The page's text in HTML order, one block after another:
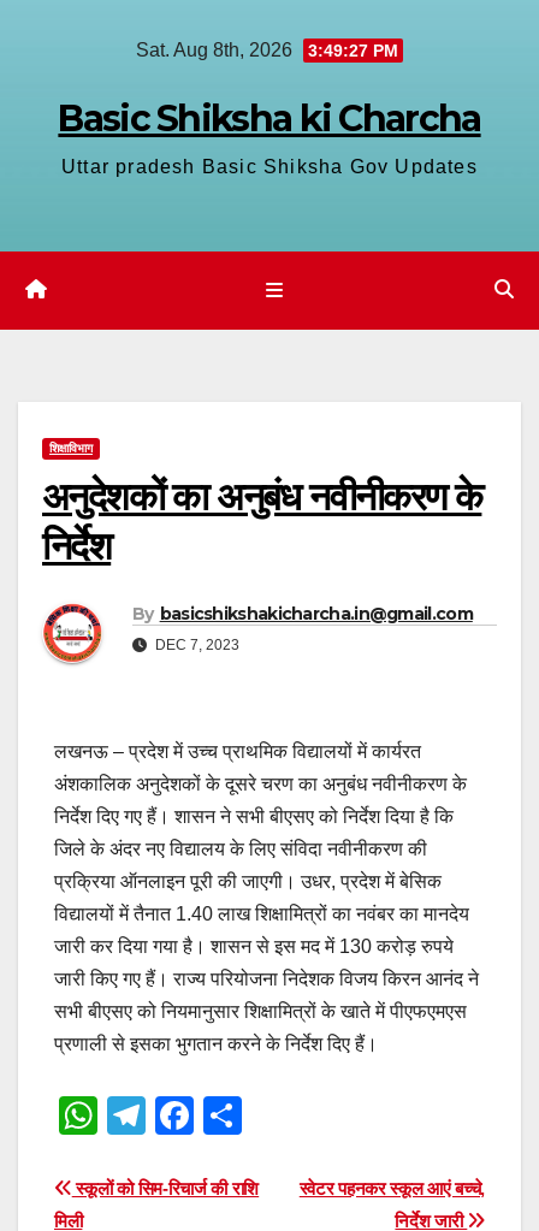
Sat. Aug 8th, 2026 3:49:27 PM
Basic Shiksha ki Charcha
Uttar pradesh Basic Shiksha Gov Updates
शिक्षाविभाग
अनुदेशकों का अनुबंध नवीनीकरण के
निर्देश
By basicshikshakicharcha.in@gmail.com
DEC 7, 2023
लखनऊ – प्रदेश में उच्च प्राथमिक विद्यालयों में कार्यरत
अंशकालिक अनुदेशकों के दूसरे चरण का अनुबंध नवीनीकरण के
निर्देश दिए गए हैं। शासन ने सभी बीएसए को निर्देश दिया है कि
जिले के अंदर नए विद्यालय के लिए संविदा नवीनीकरण की
प्रक्रिया ऑनलाइन पूरी की जाएगी। उधर, प्रदेश में बेसिक
विद्यालयों में तैनात 1.40 लाख शिक्षामित्रों का नवंबर का मानदेय
जारी कर दिया गया है। शासन से इस मद में 130 करोड़ रुपये
जारी किए गए हैं। राज्य परियोजना निदेशक विजय किरन आनंद ने
सभी बीएसए को नियमानुसार शिक्षामित्रों के खाते में पीएफएमएस
प्रणाली से इसका भुगतान करने के निर्देश दिए हैं।
W
at
T
e
F
c
ar
Post
स्वेटर पहनकर स्कूल आएं बच्चे,
निर्देश जारी
स्कूलों को सिम-रिचार्ज की राशि
मिली